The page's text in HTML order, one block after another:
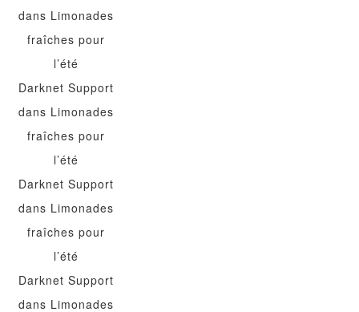
dans Limonades
fraîches pour
l’été
Darknet Support
dans Limonades
fraîches pour
l’été
Darknet Support
dans Limonades
fraîches pour
l’été
Darknet Support
dans Limonades